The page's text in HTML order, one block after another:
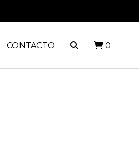
CONTACTO 0